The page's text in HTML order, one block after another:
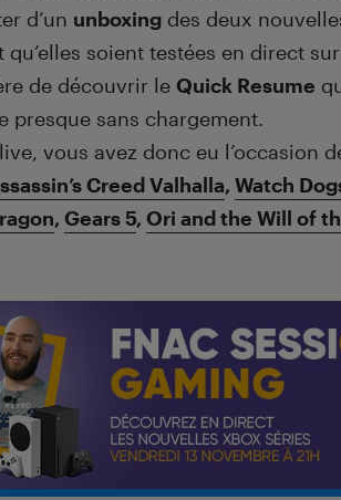
d’un unboxing des deux
soient testées en direct
de découvrir le Quick Resume
presque sans chargement.
vous avez donc eu l’occasion
Creed Valhalla, Watch
, Gears 5, Ori and the Will of